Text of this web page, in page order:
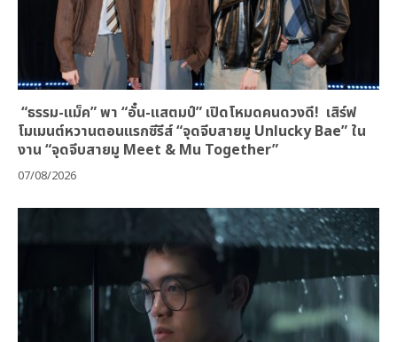
“ธรรม-แม็ค” พา “อั๋น-แสตมป์” เปิดโหมดคนดวงดี! เสิร์ฟ
โมเมนต์หวานตอนแรกซีรีส์ “จุดจีบสายมู Unlucky Bae” ใน
งาน “จุดจีบสายมู Meet & Mu Together”
07/08/2026